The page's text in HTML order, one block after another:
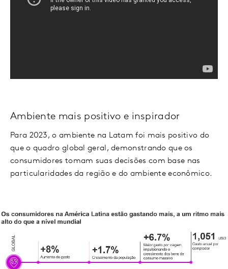
Ambiente mais positivo e inspirador
Para 2023, o ambiente na Latam foi mais positivo do
que o quadro global geral, demonstrando que os
consumidores tomam suas decisões com base nas
particularidades da região e do ambiente econômico.